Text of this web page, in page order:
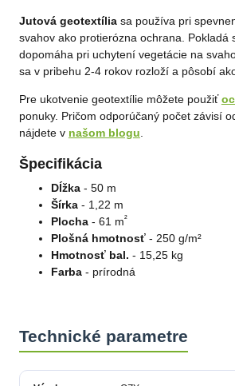
Zakládáme si na férovém a rychlém jednání. O to více
okamžitou reakci, osobní telefonát a maximální snahu
nedoporučujete. Věříme, že nám v budoucnu dáte příležitost přesvědčit Vás o
Jutová geotextília sa používa pri
svahov ako protierózna ochrana. Pokladá
dopomáha pri uchytení vegetácie na
sa v pribehu 2-4 rokov rozloží a pôsobí
Pre ukotvenie geotextílie môžete použiť
ponuky. Pričom odporúčaný počet závisí
nájdete v našom blogu
Špecifikácia
Dĺžka - 50 m
Šírka - 1,22 m
Plocha- 61 m²
Plošná hmotnosť - 250 g/m²
Hmotnosť bal. - 15,25 kg
Farba- prírodná